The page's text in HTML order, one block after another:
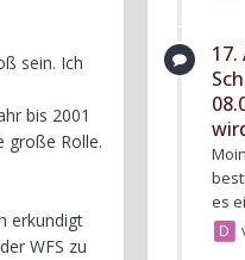
sein. Ich
bis 2001
große Rolle.
erkundigt
WFS zu
17.
es